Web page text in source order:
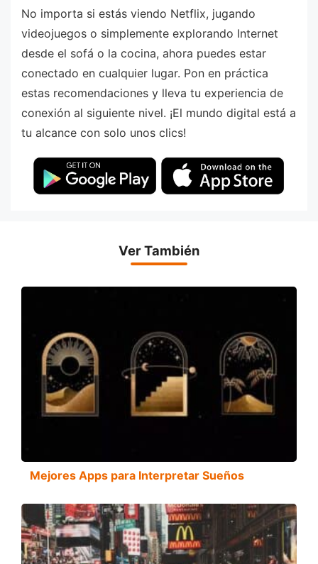
No importa si estás viendo Netflix, jugando
videojuegos o simplemente explorando Internet
desde el sofá o la cocina, ahora puedes estar
conectado en cualquier lugar. Pon en práctica
estas recomendaciones y lleva tu experiencia de
conexión al siguiente nivel. ¡El mundo digital está a
tu alcance con solo unos clics!
Ver También
Mejores Apps para Interpretar Sueños